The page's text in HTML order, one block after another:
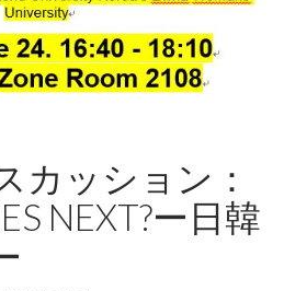
カッション：
NEXT?ー日韓